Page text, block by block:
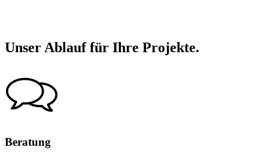
Unser Ablauf für Ihre Projekte.
Beratung